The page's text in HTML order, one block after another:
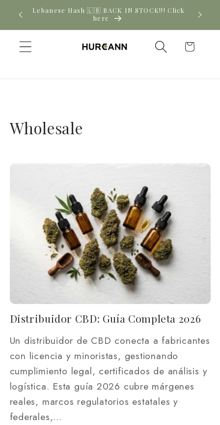
Skip to
content
Lebanese Hash 🇱🇧 BACK IN STOCK!!! Click
here
Cart
Wholesale
Distribuidor CBD: Guía Completa 2026
Un distribuidor de CBD conecta a fabricantes
con licencia y minoristas, gestionando
cumplimiento legal, certificados de análisis y
logística. Esta guía 2026 cubre márgenes
reales, marcos regulatorios estatales y
federales,...